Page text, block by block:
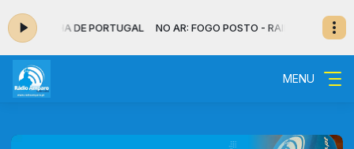
- RAINHA DE PORTUGAL NO AR: FOGO POSTO - RAINHA DE
MENU